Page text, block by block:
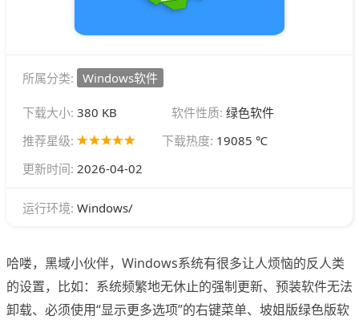
所属分类: Windows软件
下载大小: 380 KB 软件性质: 绿色软件
推荐星级:
下载热度: 19085 ℃
更新时间: 2026-04-02
运行环境: Windows/
哈喽，黑域小伙伴，Windows系统有很多让人烦恼的反人类
的设置，比如：系统频繁地无休止的强制更新、预装软件无法
卸载、必须使用“显示更多选项”的右键菜单、坡姐版绿色版软